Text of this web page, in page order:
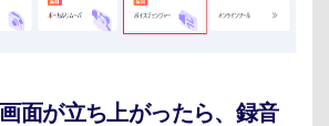
面が立ち上がったら、録音